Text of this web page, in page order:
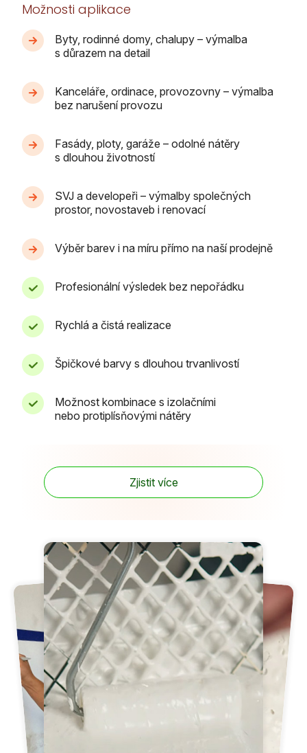
Možnosti aplikace
Byty, rodinné domy, chalupy – výmalba
s důrazem na detail
Kanceláře, ordinace, provozovny – výmalba
bez narušení provozu
Fasády, ploty, garáže – odolné nátěry
s dlouhou životností
SVJ a developeři – výmalby společných
prostor, novostaveb i renovací
Výběr barev i na míru přímo na naší prodejně
Profesionální výsledek bez nepořádku
Rychlá a čistá realizace
Špičkové barvy s dlouhou trvanlivostí
Možnost kombinace s izolačními
nebo protiplísňovými nátěry
Zjistit více